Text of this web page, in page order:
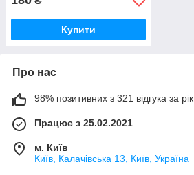
Купити
Про нас
98% позитивних з 321 відгука за рік
Працює з 25.02.2021
м. Київ
Київ, Калачівська 13, Київ, Україна